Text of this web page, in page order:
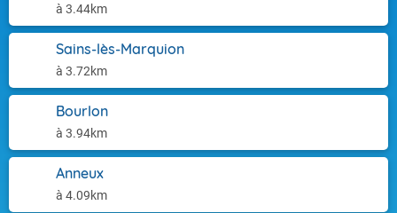
à 3.44km
Sains-lès-Marquion
à 3.72km
Bourlon
à 3.94km
Anneux
à 4.09km